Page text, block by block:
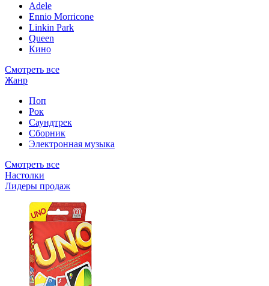
Adele
Ennio Morricone
Linkin Park
Queen
Кино
Смотреть все
Жанр
Поп
Рок
Саундтрек
Сборник
Электронная музыка
Смотреть все
Настолки
Лидеры продаж